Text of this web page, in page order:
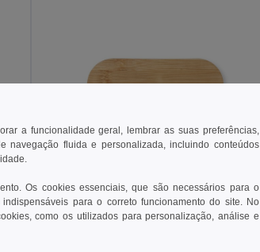
a funcionalidade geral, lembrar as suas preferências,
fluida e personalizada, incluindo conteúdos
Os cookies essenciais, que são necessários para o
para o correto funcionamento do site. No
como os utilizados para personalização, análise e